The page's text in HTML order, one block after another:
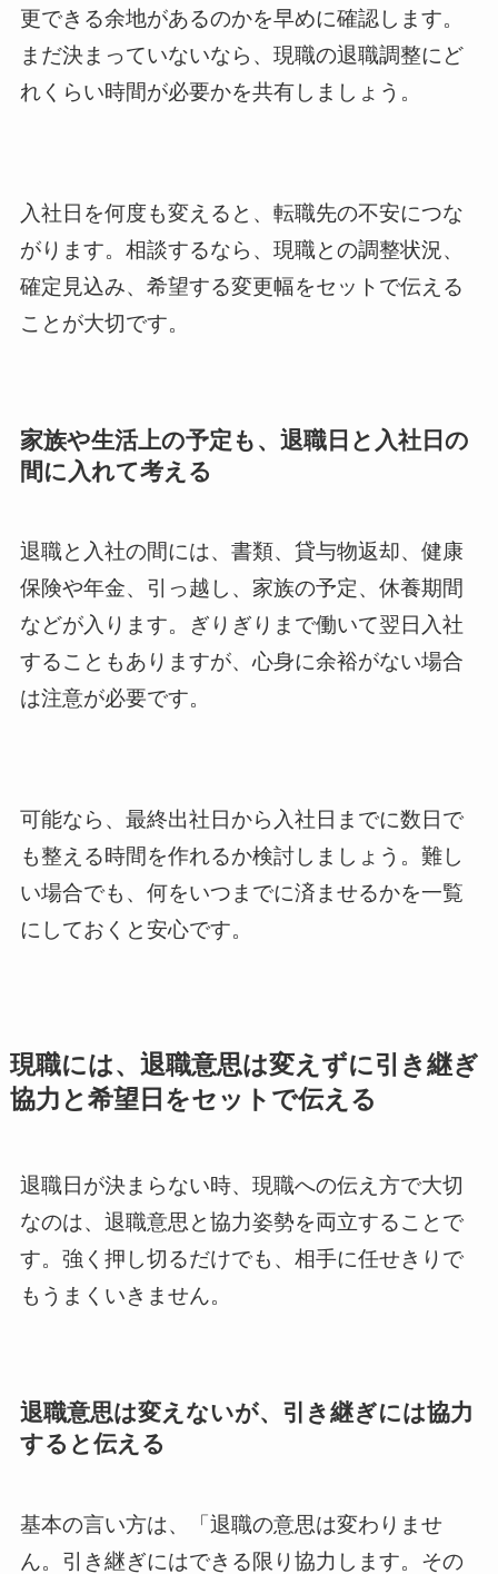
更できる余地があるのかを早めに確認します。
まだ決まっていないなら、現職の退職調整にど
れくらい時間が必要かを共有しましょう。
入社日を何度も変えると、転職先の不安につな
がります。相談するなら、現職との調整状況、
確定見込み、希望する変更幅をセットで伝える
ことが大切です。
家族や生活上の予定も、退職日と入社日の
間に入れて考える
退職と入社の間には、書類、貸与物返却、健康
保険や年金、引っ越し、家族の予定、休養期間
などが入ります。ぎりぎりまで働いて翌日入社
することもありますが、心身に余裕がない場合
は注意が必要です。
可能なら、最終出社日から入社日までに数日で
も整える時間を作れるか検討しましょう。難し
い場合でも、何をいつまでに済ませるかを一覧
にしておくと安心です。
現職には、退職意思は変えずに引き継ぎ
協力と希望日をセットで伝える
退職日が決まらない時、現職への伝え方で大切
なのは、退職意思と協力姿勢を両立することで
す。強く押し切るだけでも、相手に任せきりで
もうまくいきません。
退職意思は変えないが、引き継ぎには協力
すると伝える
基本の言い方は、「退職の意思は変わりませ
ん。引き継ぎにはできる限り協力します。その